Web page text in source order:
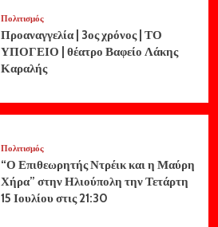
Πολιτισμός
Προαναγγελία | 3ος χρόνος | ΤΟ
ΥΠΟΓΕΙΟ | θέατρο Βαφείο Λάκης
Καραλής
Πολιτισμός
“Ο Επιθεωρητής Ντρέικ και η Μαύρη
Χήρα” στην Ηλιούπολη την Τετάρτη
15 Ιουλίου στις 21:30